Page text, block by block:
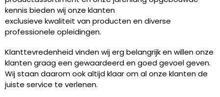
kennis bieden wij onze klanten
exclusieve kwaliteit van producten en diverse
professionele opleidingen.
Klanttevredenheid vinden wij erg belangrijk en willen onze
klanten graag een gewaardeerd en goed gevoel geven.
Wij staan daarom ook altijd klaar om al onze klanten de
juiste service te verlenen.